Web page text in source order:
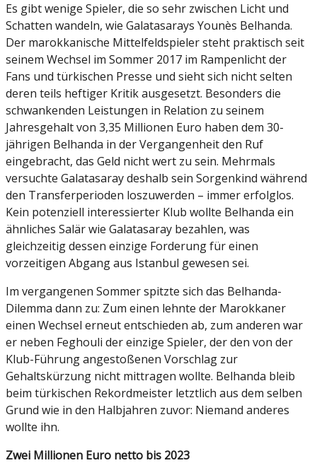
Es gibt wenige Spieler, die so sehr zwischen Licht und
Schatten wandeln, wie Galatasarays Younès Belhanda.
Der marokkanische Mittelfeldspieler steht praktisch seit
seinem Wechsel im Sommer 2017 im Rampenlicht der
Fans und türkischen Presse und sieht sich nicht selten
deren teils heftiger Kritik ausgesetzt. Besonders die
schwankenden Leistungen in Relation zu seinem
Jahresgehalt von 3,35 Millionen Euro haben dem 30-
jährigen Belhanda in der Vergangenheit den Ruf
eingebracht, das Geld nicht wert zu sein. Mehrmals
versuchte Galatasaray deshalb sein Sorgenkind während
den Transferperioden loszuwerden – immer erfolglos.
Kein potenziell interessierter Klub wollte Belhanda ein
ähnliches Salär wie Galatasaray bezahlen, was
gleichzeitig dessen einzige Forderung für einen
vorzeitigen Abgang aus Istanbul gewesen sei.
Im vergangenen Sommer spitzte sich das Belhanda-
Dilemma dann zu: Zum einen lehnte der Marokkaner
einen Wechsel erneut entschieden ab, zum anderen war
er neben Feghouli der einzige Spieler, der den von der
Klub-Führung angestoßenen Vorschlag zur
Gehaltskürzung nicht mittragen wollte. Belhanda bleib
beim türkischen Rekordmeister letztlich aus dem selben
Grund wie in den Halbjahren zuvor: Niemand anderes
wollte ihn.
Zwei Millionen Euro netto bis 2023